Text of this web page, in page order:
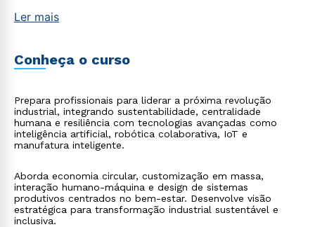
Ler mais
Conheça o curso
Prepara profissionais para liderar a próxima revolução
industrial, integrando sustentabilidade, centralidade
humana e resiliência com tecnologias avançadas como
inteligência artificial, robótica colaborativa, IoT e
manufatura inteligente.
Aborda economia circular, customização em massa,
interação humano-máquina e design de sistemas
produtivos centrados no bem-estar. Desenvolve visão
estratégica para transformação industrial sustentável e
inclusiva.